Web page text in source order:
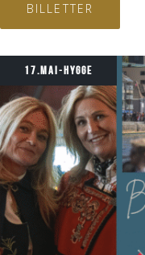
BILLETTER
17.MAI-HYGGE